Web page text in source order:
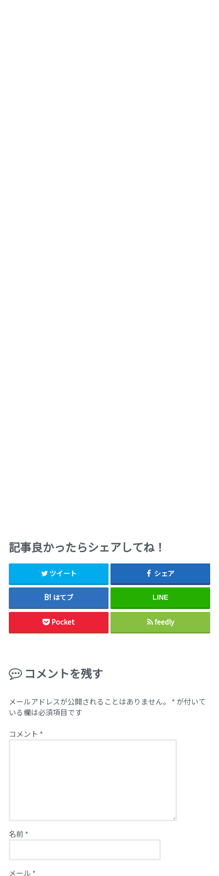
記事良かったらシェアしてね！
ツイート シェア
はてブ LINE
Pocket feedly
コメントを残す
メールアドレスが公開されることはありません。 * が付いて
いる欄は必須項目です
コメント *
名前*
メール *